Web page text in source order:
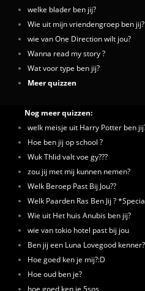
welke blader ben jij?
Wie uit mijn vriendengroep ben jij?
wie van One Direction wilt jou?
Wanna read my story ?
Wat voor type ben jij?
Meer quizzen
Nog meer quizzen:
welk meisje uit Harry Potter ben
Hoe ben jij op school ?
Wuk Thlid valt voe gy???
zou jij met mij kunnen nemen?
Welk Beroep Past Bij Jou??
Welk Paarden Ras Ben Jij ?
Wie uit Het huis Anubis ben jij?
wie van tokio hotel past bij jou
Ben jij een Luna Lovegood kenner?
Hoe goed ken je mij?:D
Hoe oud ben je?
hoe goed ken je 5sos